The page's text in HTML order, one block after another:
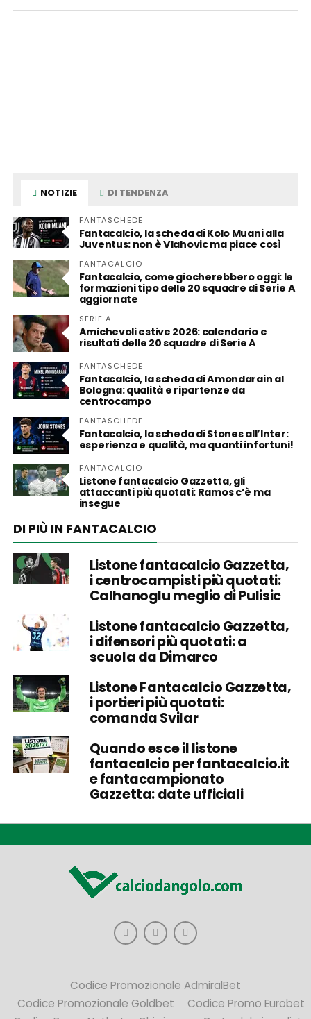
NOTIZIE DI TENDENZA
FANTASCHEDE
Fantacalcio, la scheda di Kolo Muani alla
Juventus: non è Vlahovic ma piace così
FANTACALCIO
Fantacalcio, come giocherebbero oggi: le
formazioni tipo delle 20 squadre di Serie A
aggiornate
SERIE A
Amichevoli estive 2026: calendario e
risultati delle 20 squadre di Serie A
FANTASCHEDE
Fantacalcio, la scheda di Amondarain al
Bologna: qualità e ripartenze da
centrocampo
FANTASCHEDE
Fantacalcio, la scheda di Stones all’Inter:
esperienza e qualità, ma quanti infortuni!
FANTACALCIO
Listone fantacalcio Gazzetta, gli
attaccanti più quotati: Ramos c’è ma
insegue
DI PIÙ IN FANTACALCIO
Listone fantacalcio Gazzetta,
i centrocampisti più quotati:
Calhanoglu meglio di Pulisic
Listone fantacalcio Gazzetta,
i difensori più quotati: a
scuola da Dimarco
Listone Fantacalcio Gazzetta,
i portieri più quotati:
comanda Svilar
Quando esce il listone
fantacalcio per fantacalcio.it
e fantacampionato
Gazzetta: date ufficiali
Codice Promozionale AdmiralBet
Codice Promozionale Goldbet
Codice Promo Eurobet